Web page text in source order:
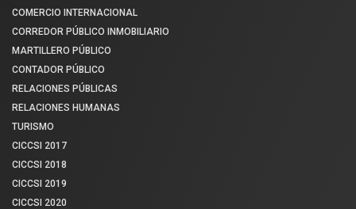
COMERCIO INTERNACIONAL
CORREDOR PÚBLICO INMOBILIARIO
MARTILLERO PÚBLICO
CONTADOR PÚBLICO
RELACIONES PÚBLICAS
RELACIONES HUMANAS
TURISMO
CICCSI 2017
CICCSI 2018
CICCSI 2019
CICCSI 2020